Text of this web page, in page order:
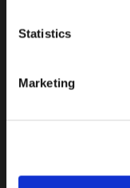
Statistics
Marketing
Jouez avec la lumière
telles que la salle de